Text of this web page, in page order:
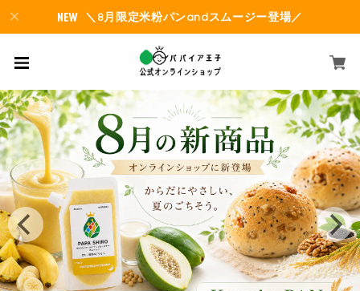
＼8月限定米粉パンandスムージー登場／